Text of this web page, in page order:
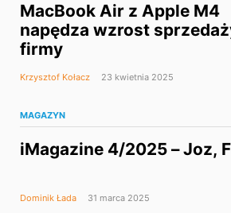
MacBook Air z Apple M4
napędza wzrost
firmy
Krzysztof Kołacz 23 kwietnia 2025
MAGAZYN
iMagazine 4/2025 – Joz,
Dominik Łada 31 marca 2025